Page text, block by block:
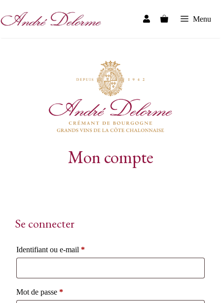
au
Menu
Mon compte
Se connecter
Identifiant ou e-mail *Obligatoire
Mot de passe *Obligatoire